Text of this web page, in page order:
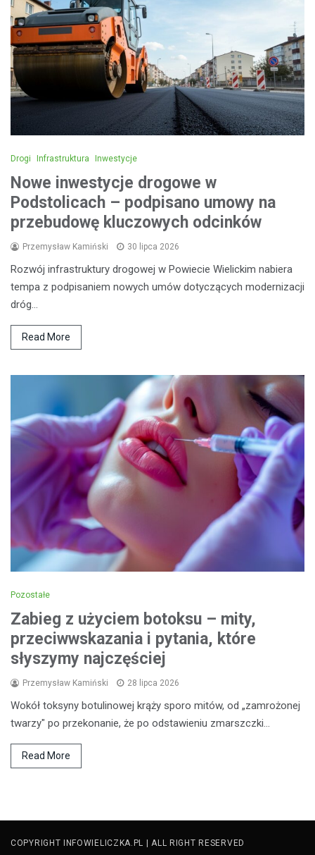
Drogi Infrastruktura Inwestycje
Nowe inwestycje drogowe w
Podstolicach – podpisano umowy na
przebudowę kluczowych odcinków
Przemysław Kamiński 30 lipca 2026
Rozwój infrastruktury drogowej w Powiecie Wielickim nabiera
tempa z podpisaniem nowych umów dotyczących modernizacji
dróg…
Read More
Pozostałe
Zabieg z użyciem botoksu – mity,
przeciwwskazania i pytania, które
słyszymy najczęściej
Przemysław Kamiński 28 lipca 2026
Wokół toksyny botulinowej krąży sporo mitów, od „zamrożonej
twarzy" po przekonanie, że po odstawieniu zmarszczki…
Read More
COPYRIGHT INFOWIELICZKA.PL | ALL RIGHT RESERVED